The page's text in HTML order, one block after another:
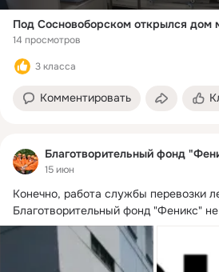
14 просмотров
3 класса
Комментировать
Благотворительный фонд
15 июн
Конечно, работа службы перевозки
Благотворительный фонд "Феникс"